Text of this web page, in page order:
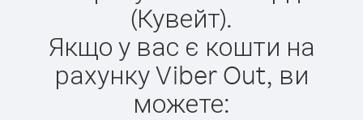
(Кувейт).
Якщо у вас є кошти на
рахунку Viber Out, ви
можете: